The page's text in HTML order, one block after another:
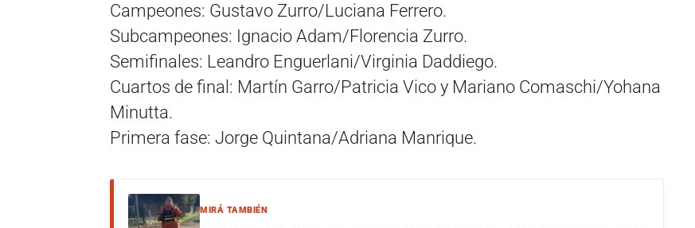
Campeones: Gustavo Zurro/Luciana Ferrero.
Subcampeones: Ignacio Adam/Florencia Zurro.
Semifinales: Leandro Enguerlani/Virginia Daddiego.
Cuartos de final: Martín Garro/Patricia Vico y Mariano Comaschi/Yohana
Minutta.
Primera fase: Jorge Quintana/Adriana Manrique.
MIRÁ TAMBIÉN